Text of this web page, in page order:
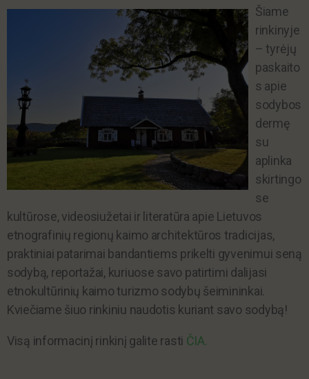
Šiame
rinkinyje
– tyrėjų
paskaito
s apie
sodybos
dermę
su
aplinka
skirtingo
se
kultūrose, videosiužetai ir literatūra apie Lietuvos
etnografinių regionų kaimo architektūros tradicijas,
praktiniai patarimai bandantiems prikelti gyvenimui seną
sodybą, reportažai, kuriuose savo patirtimi dalijasi
etnokultūrinių kaimo turizmo sodybų šeimininkai.
Kviečiame šiuo rinkiniu naudotis kuriant savo sodybą!
Visą informacinį rinkinį galite rasti ČIA.